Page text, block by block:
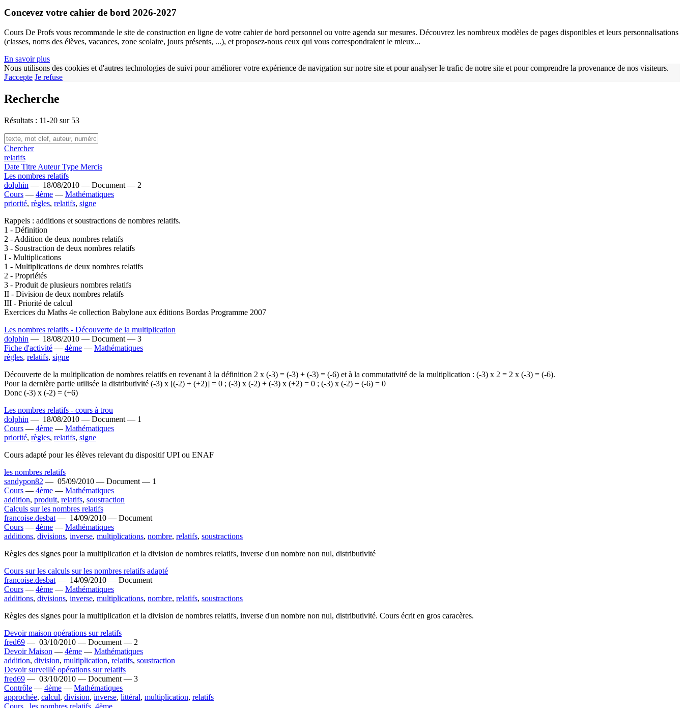
Concevez votre cahier de bord 2026-2027
Cours De Profs vous recommande le site de construction en ligne de votre cahier de bord personnel ou votre agenda sur mesures. Découvrez les nombreux modèles de pages disponibles et leurs personnalisations
(classes, noms des élèves, vacances, zone scolaire, jours présents, ...), et proposez-nous ceux qui vous correspondraient le mieux...
En savoir plus
Nous utilisons des cookies et d'autres technologies de suivi pour améliorer votre expérience de navigation sur notre site et pour analyser le trafic de notre site et pour comprendre la provenance de nos visiteurs.
J'accepte Je refuse
Recherche
Résultats : 11-20 sur 53
Chercher
relatifs
Date Titre AuteurType Mercis
Les nombres relatifs
dolphin — 18/08/2010 — Document — 2
Cours — 4ème — Mathématiques
priorité, règles, relatifs, signe
Rappels : additions et soustractions de nombres relatifs.
1 - Définition
2 - Addition de deux nombres relatifs
3 - Soustraction de deux nombres relatifs
I - Multiplications
1 - Multiplications de deux nombres relatifs
2 - Propriétés
3 - Produit de plusieurs nombres relatifs
II - Division de deux nombres relatifs
III - Priorité de calcul
Exercices du Maths 4e collection Babylone aux éditions Bordas Programme 2007
Les nombres relatifs - Découverte de la multiplication
dolphin — 18/08/2010 — Document — 3
Fiche d'activité — 4ème — Mathématiques
règles, relatifs, signe
Découverte de la multiplication de nombres relatifs en revenant à la définition 2 x (-3) = (-3) + (-3) = (-6) et à la commutativité de la multiplication : (-3) x 2 = 2 x (-3) = (-6).
Pour la dernière partie utilisée la distributivité (-3) x [(-2) + (+2)] = 0 ; (-3) x (-2) + (-3) x (+2) = 0 ; (-3) x (-2) + (-6) = 0
Donc (-3) x (-2) = (+6)
Les nombres relatifs - cours à trou
dolphin — 18/08/2010 — Document — 1
Cours — 4ème — Mathématiques
priorité, règles, relatifs, signe
Cours adapté pour les élèves relevant du dispositif UPI ou ENAF
les nombres relatifs
sandypon82 — 05/09/2010 — Document — 1
Cours — 4ème — Mathématiques
addition, produit, relatifs, soustraction
Calculs sur les nombres relatifs
francoise.desbat — 14/09/2010 — Document
Cours — 4ème — Mathématiques
additions, divisions, inverse, multiplications, nombre, relatifs, soustractions
Règles des signes pour la multiplication et la division de nombres relatifs, inverse d'un nombre non nul, distributivité
Cours sur les calculs sur les nombres relatifs adapté
francoise.desbat — 14/09/2010 — Document
Cours — 4ème — Mathématiques
additions, divisions, inverse, multiplications, nombre, relatifs, soustractions
Règles des signes pour la multiplication et la division de nombres relatifs, inverse d'un nombre non nul, distributivité. Cours écrit en gros caracères.
Devoir maison opérations sur relatifs
fred69 — 03/10/2010 — Document — 2
Devoir Maison — 4ème — Mathématiques
addition, division, multiplication, relatifs, soustraction
Devoir surveillé opérations sur relatifs
fred69 — 03/10/2010 — Document — 3
Contrôle — 4ème — Mathématiques
approchée, calcul, division, inverse, littéral, multiplication, relatifs
Cours_ les nombres relatifs_4ème